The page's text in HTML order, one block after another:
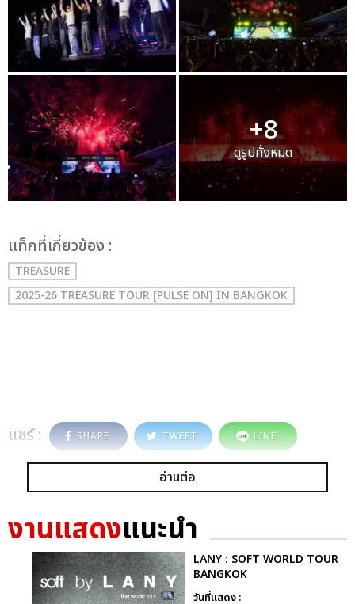
+8
ดูรูปทั้งหมด
เเท็กที่เกี่ยวข้อง :
TREASURE
2025-26 TREASURE TOUR [PULSE ON] IN BANGKOK
แชร์ : SHARE TWEET LINE
อ่านต่อ
งานแสดงแนะนำ
LANY : SOFT WORLD TOUR
BANGKOK
วันที่แสดง :